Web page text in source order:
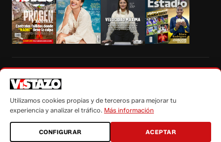
autorización escrita de su titular, de todos los contenidos de Vistazo.com.
Utilizamos cookies propias y de terceros para mejorar tu
experiencia y analizar el tráfico. Más información
CONFIGURAR ACEPTAR